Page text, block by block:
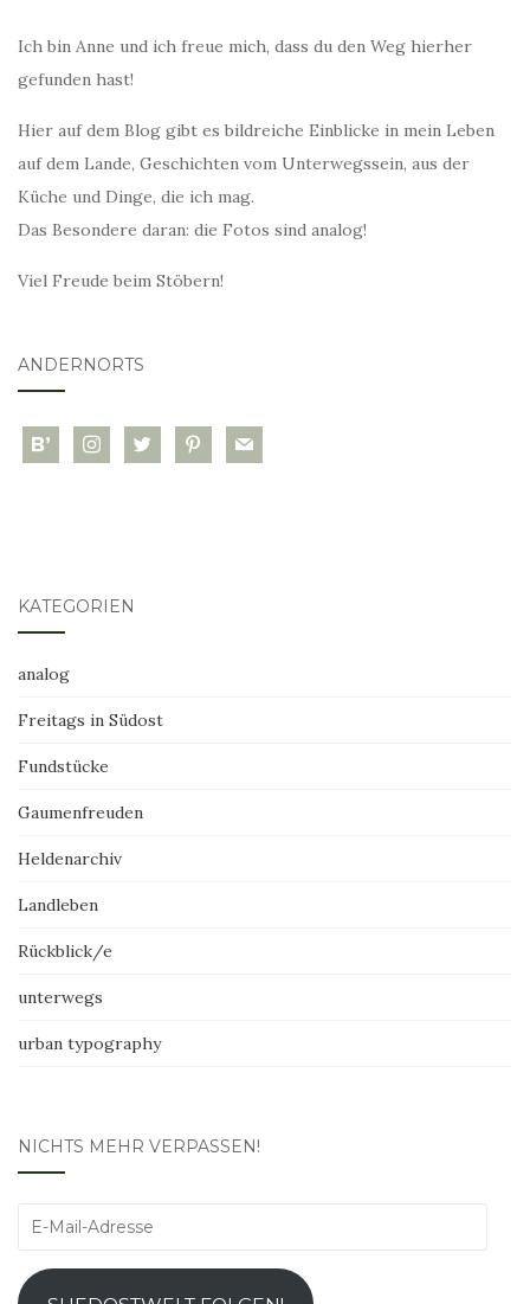
Ich bin Anne und ich freue mich, dass du den Weg hierher
gefunden hast!
Hier auf dem Blog gibt es bildreiche Einblicke in mein Leben
auf dem Lande, Geschichten vom Unterwegssein, aus der
Küche und Dinge, die ich mag.
Das Besondere daran: die Fotos sind analog!
Viel Freude beim Stöbern!
ANDERNORTS
bloglovininstagramtwitter pinterest
mail
KATEGORIEN
analog
Freitags in Südost
Fundstücke
Gaumenfreuden
Heldenarchiv
Landleben
Rückblick/e
unterwegs
urban typography
NICHTS MEHR VERPASSEN!
E-
Adresse